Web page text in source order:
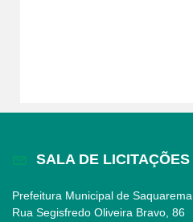
SALA DE LICITAÇÕES
Prefeitura Municipal de Saquarema
Rua Segisfredo Oliveira Bravo, 86